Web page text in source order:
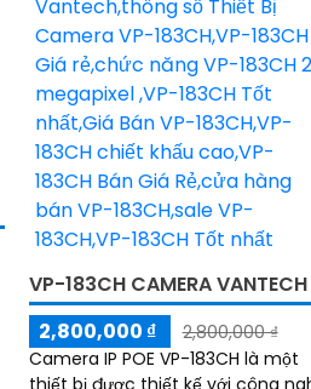
VP-183CH CAMERA VANTECH
2,800,000 ₫
2,800,000 ₫
Camera IP POE VP-183CH là một
thiết bị được thiết kế với công